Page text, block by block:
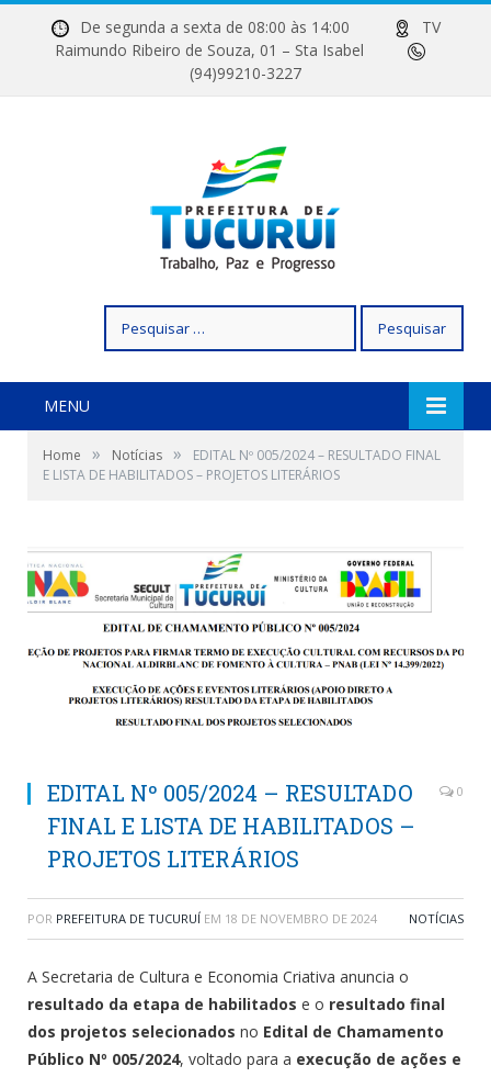
De segunda a sexta de 08:00 às 14:00
TV
Raimundo Ribeiro de Souza, 01 – Sta Isabel
(94)99210-3227
por:
MENU
Home » Notícias »
EDITAL Nº 005/2024 – RESULTADO FINAL
E LISTA DE HABILITADOS – PROJETOS LITERÁRIOS
EDITAL Nº 005/2024 – RESULTADO
FINAL E LISTA DE HABILITADOS –
PROJETOS LITERÁRIOS
0
POR PREFEITURA DE TUCURUÍ EM 18 DE NOVEMBRO DE 2024 NOTÍCIAS
A Secretaria de Cultura e Economia Criativa anuncia o
resultado da etapa de habilitados e o resultado final
dos projetos selecionados no Edital de Chamamento
Público Nº 005/2024, voltado para a execução de ações e